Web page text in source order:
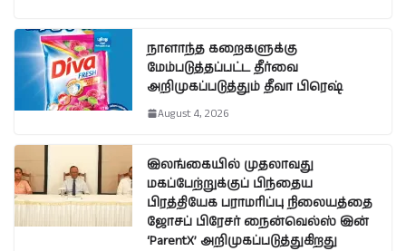
நாளாந்த கறைகளுக்கு
மேம்படுத்தப்பட்ட தீர்வை
அறிமுகப்படுத்தும் தீவா பிரெஷ்
August 4, 2026
இலங்கையில் முதலாவது
மகப்பேற்றுக்குப் பிந்தைய
பிரத்தியேக பராமரிப்பு நிலையத்தை
ஜோசப் பிரேசர் நைன்வெல்ஸ் இன்
‘ParentX’ அறிமுகப்படுத்துகிறது